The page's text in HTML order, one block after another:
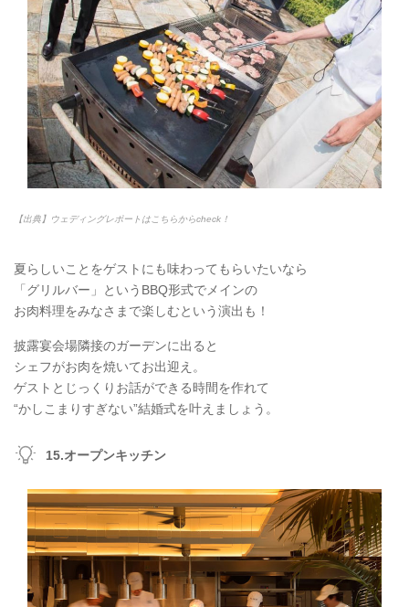
【出典】ウェディングレポートはこちらからcheck！
夏らしいことをゲストにも味わってもらいたいなら
「グリルバー」というBBQ形式でメインの
お肉料理をみなさまで楽しむという演出も！
披露宴会場隣接のガーデンに出ると
シェフがお肉を焼いてお出迎え。
ゲストとじっくりお話ができる時間を作れて
“かしこまりすぎない”結婚式を叶えましょう。
15.オープンキッチン